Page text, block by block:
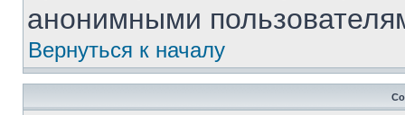
анонимными
Вернуться к началу